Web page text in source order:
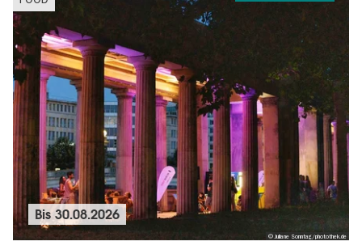
© Juliane Sonntag/photothek.de
Bis30.08.2026